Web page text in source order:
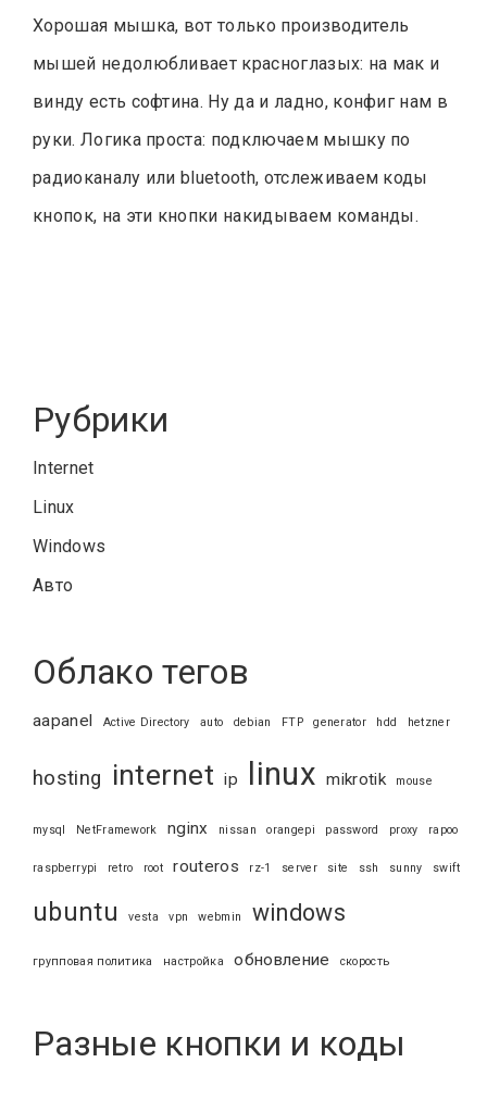
Хорошая мышка, вот только производитель
мышей недолюбливает красноглазых: на мак и
винду есть софтина. Ну да и ладно, конфиг нам в
руки. Логика проста: подключаем мышку по
радиоканалу или bluetooth, отслеживаем коды
кнопок, на эти кнопки накидываем команды.
Рубрики
Internet
Linux
Windows
Авто
Облако тегов
aapanel Active Directory auto debian FTP generator hdd hetzner
hosting internet ip linux mikrotik mouse
mysql NetFramework nginx nissan orangepi password proxy rapoo
raspberrypi retro root routeros rz-1 server site ssh sunny swift
ubuntu vesta vpn webmin windows
групповая политика настройка обновление скорость
Разные кнопки и коды